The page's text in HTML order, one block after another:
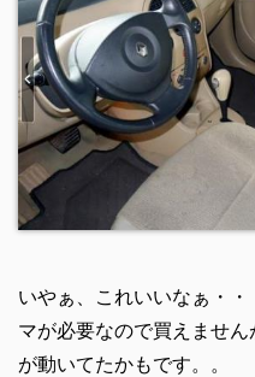
いやぁ、これいいなぁ・
マが必要なので買えませ
が動いてたかもです。。